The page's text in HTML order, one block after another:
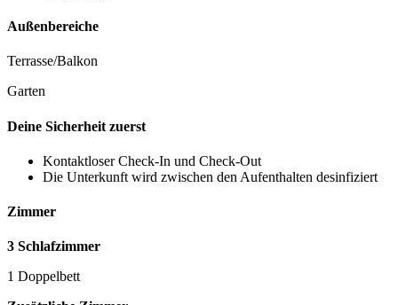
Außenbereiche
Terrasse/Balkon
Garten
Deine Sicherheit zuerst
Kontaktloser Check-In und Check-Out
Die Unterkunft wird zwischen den Aufenthalten desinfiziert
Zimmer
3 Schlafzimmer
1 Doppelbett